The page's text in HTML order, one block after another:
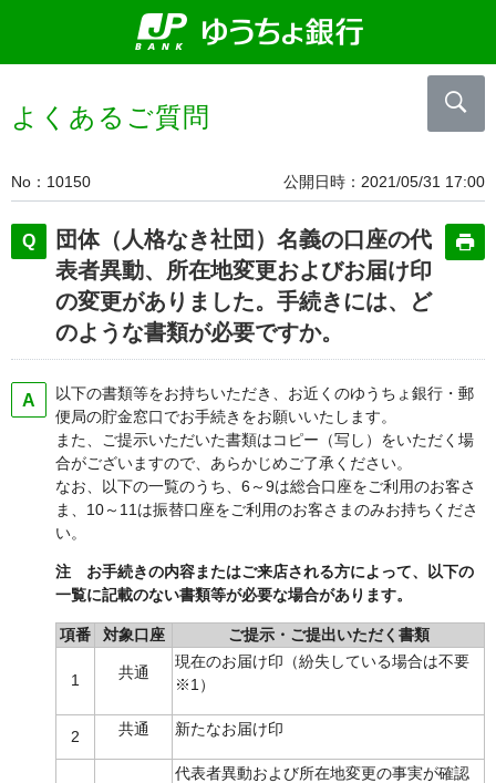
よくあるご質問
No 10150 公開日時 2021/05/31 17:00
団体（人格なき社団）名義の口座の代
表者異動、所在地変更およびお届け印
の変更がありました。手続きには、ど
のような書類が必要ですか。
以下の書類等をお持ちいただき、お近くのゆうちょ銀行・郵
便局の貯金窓口でお手続きをお願いいたします。
また、ご提示いただいた書類はコピー（写し）をいただく場
合がございますので、あらかじめご了承ください。
なお、以下の一覧のうち、6～9は総合口座をご利用のお客さ
ま、10～11は振替口座をご利用のお客さまのみお持ちくださ
い。
注 お手続きの内容またはご来店される方によって、以下の
一覧に記載のない書類等が必要な場合があります。
項番 対象口座 ご提示・ご提出いただく書類
1 共通
現在のお届け印（紛失している場合は不要
※1）
2 共通 新たなお届け印
代表者異動および所在地変更の事実が確認